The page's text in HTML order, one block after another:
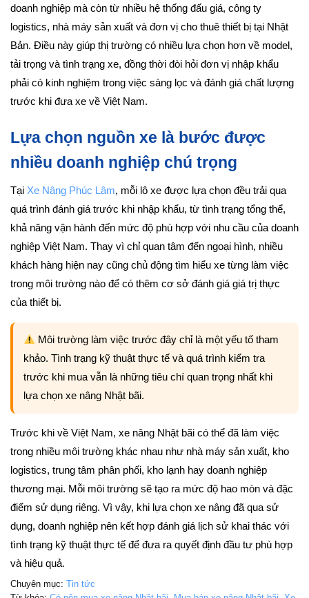
doanh nghiệp mà còn từ nhiều hệ thống đấu giá, công ty
logistics, nhà máy sản xuất và đơn vị cho thuê thiết bị tại Nhật
Bản. Điều này giúp thị trường có nhiều lựa chọn hơn về model,
tải trọng và tình trạng xe, đồng thời đòi hỏi đơn vị nhập khẩu
phải có kinh nghiệm trong việc sàng lọc và đánh giá chất lượng
trước khi đưa xe về Việt Nam.
Lựa chọn nguồn xe là bước được
nhiều doanh nghiệp chú trọng
Tại Xe Nâng Phúc Lâm, mỗi lô xe được lựa chọn đều trải qua
quá trình đánh giá trước khi nhập khẩu, từ tình trạng tổng thể,
khả năng vận hành đến mức độ phù hợp với nhu cầu của doanh
nghiệp Việt Nam. Thay vì chỉ quan tâm đến ngoại hình, nhiều
khách hàng hiện nay cũng chủ động tìm hiểu xe từng làm việc
trong môi trường nào để có thêm cơ sở đánh giá giá trị thực
của thiết bị.
Môi trường làm việc trước đây chỉ là một yếu tố tham
khảo. Tình trạng kỹ thuật thực tế và quá trình kiểm tra
trước khi mua vẫn là những tiêu chí quan trọng nhất khi
lựa chọn xe nâng Nhật bãi.
Trước khi về Việt Nam, xe nâng Nhật bãi có thể đã làm việc
trong nhiều môi trường khác nhau như nhà máy sản xuất, kho
logistics, trung tâm phân phối, kho lạnh hay doanh nghiệp
thương mại. Mỗi môi trường sẽ tạo ra mức độ hao mòn và đặc
điểm sử dụng riêng. Vì vậy, khi lựa chọn xe nâng đã qua sử
dụng, doanh nghiệp nên kết hợp đánh giá lịch sử khai thác với
tình trạng kỹ thuật thực tế để đưa ra quyết định đầu tư phù hợp
và hiệu quả.
Chuyên mục: Tin tức